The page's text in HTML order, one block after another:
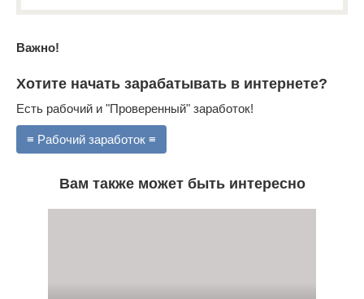
Важно!
Хотите начать зарабатывать в интернете?
Есть рабочий и "Проверенный" заработок!
≡ Рабочий заработок ≡
Вам также может быть интересно